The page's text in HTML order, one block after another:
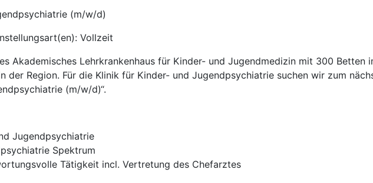
(m/w/d)
Vollzeit
Akademisches Lehrkrankenhaus für Kinder- und Jugendmedizin mit 300 Betten
der Region. Für die Klinik für Kinder- und Jugendpsychiatrie suchen wir zum
(m/w/d)“.
Jugendpsychiatrie
Spektrum
Tätigkeit incl. Vertretung des Chefarztes